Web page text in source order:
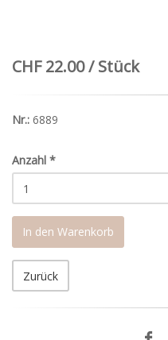
CHF 22.00 / Stück
Nr.: 6889
Anzahl *
In den Warenkorb
Zurück